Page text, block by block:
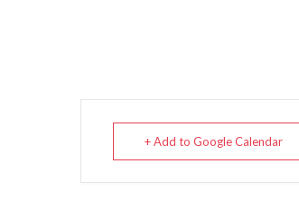
+ Add to Google Calendar